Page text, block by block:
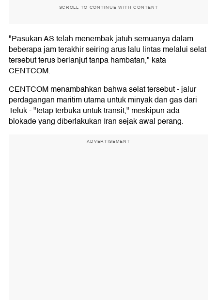
SCROLL TO CONTINUE WITH CONTENT
"Pasukan AS telah menembak jatuh semuanya dalam
beberapa jam terakhir seiring arus lalu lintas melalui selat
tersebut terus berlanjut tanpa hambatan," kata
CENTCOM.
CENTCOM menambahkan bahwa selat tersebut - jalur
perdagangan maritim utama untuk minyak dan gas dari
Teluk - "tetap terbuka untuk transit," meskipun ada
blokade yang diberlakukan Iran sejak awal perang.
ADVERTISEMENT